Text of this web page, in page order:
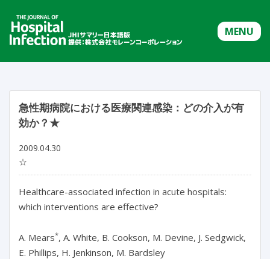
MENU
急性期病院における医療関連感染：どの介入が有
効か？★
2009.04.30
☆
Healthcare-associated infection in acute hospitals:
which interventions are effective?
A. Mears*, A. White, B. Cookson, M. Devine, J. Sedgwick,
E. Phillips, H. Jenkinson, M. Bardsley